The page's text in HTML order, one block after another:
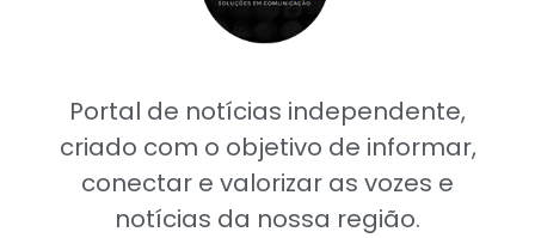
Portal de notícias independente,
criado com o objetivo de informar,
conectar e valorizar as vozes e
notícias da nossa região.